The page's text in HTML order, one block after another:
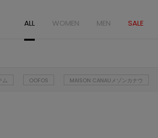
ALL WOMEN MEN SALE
ム OOFOS MAISON CANAUメゾンカナウ